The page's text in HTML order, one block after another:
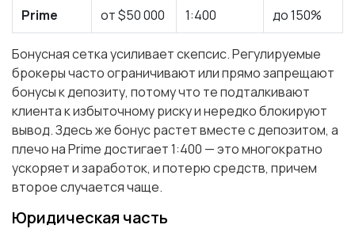
Prime от $50 000 1:400 до 150%
Бонусная сетка усиливает скепсис. Регулируемые
брокеры часто ограничивают или прямо запрещают
бонусы к депозиту, потому что те подталкивают
клиента к избыточному риску и нередко блокируют
вывод. Здесь же бонус растет вместе с депозитом, а
плечо на Prime достигает 1:400 — это многократно
ускоряет и заработок, и потерю средств, причем
второе случается чаще.
Юридическая часть